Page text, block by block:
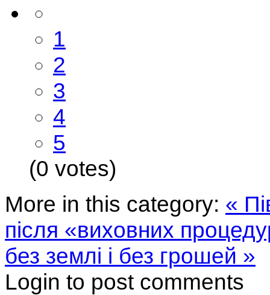
1
2
3
4
5
(0 votes)
More in this category: «
після «виховних
без землі і без грошей »
Login to post comments